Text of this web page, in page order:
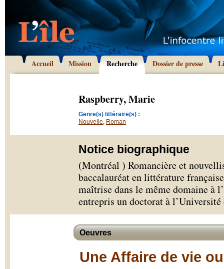
Accueil Mission Recherche Dossier de presse
Raspberry, Marie
Genre(s) littéraire(s) :
Nouvelle, Roman
Notice biographique
(Montréal ) Romancière et
baccalauréat en littérature
maîtrise dans le même domaine à
entrepris un doctorat à l’Université
Oeuvres
Une Affaire de vie